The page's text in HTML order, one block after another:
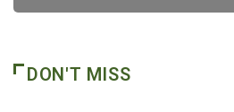
DON'T MISS